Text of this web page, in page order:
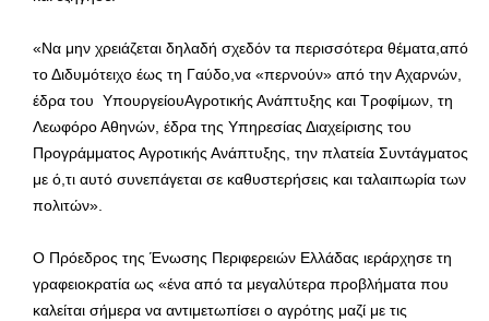
«Να μην χρειάζεται δηλαδή σχεδόν τα περισσότερα θέματα,από
το Διδυμότειχο έως τη Γαύδο,να «περνούν» από την Αχαρνών,
έδρα του ΥπουργείουΑγροτικής Ανάπτυξης και Τροφίμων, τη
Λεωφόρο Αθηνών, έδρα της Υπηρεσίας Διαχείρισης του
Προγράμματος Αγροτικής Ανάπτυξης, την πλατεία Συντάγματος
με ό,τι αυτό συνεπάγεται σε καθυστερήσεις και ταλαιπωρία των
πολιτών».
Ο Πρόεδρος της Ένωσης Περιφερειών Ελλάδας ιεράρχησε τη
γραφειοκρατία ως «ένα από τα μεγαλύτερα προβλήματα που
καλείται σήμερα να αντιμετωπίσει ο αγρότης μαζί με τις